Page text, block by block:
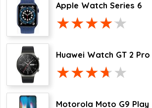
Apple Watch Series 6
Huawei Watch GT 2 Pro
Motorola Moto G9 Play